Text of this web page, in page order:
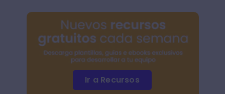
Ir a Recursos